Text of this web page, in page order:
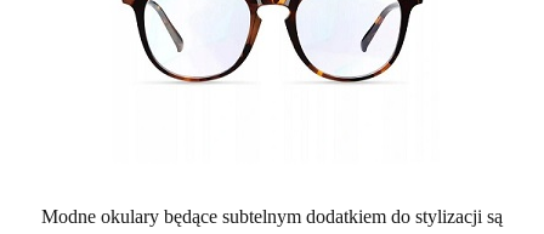
Modne okulary będące subtelnym dodatkiem do stylizacji są